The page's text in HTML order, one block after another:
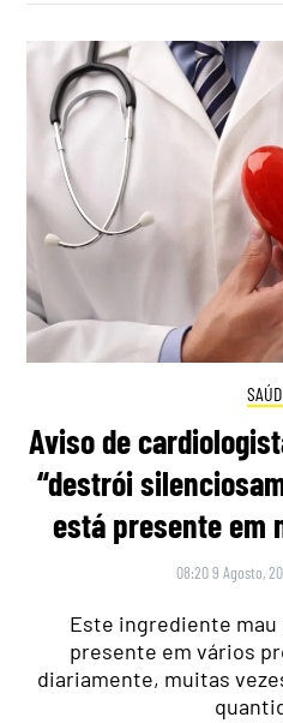
Aviso de
“destrói
está presente em
08:20 9 Agosto,
Este ingrediente mau
presente em vários
diariamente, muitas